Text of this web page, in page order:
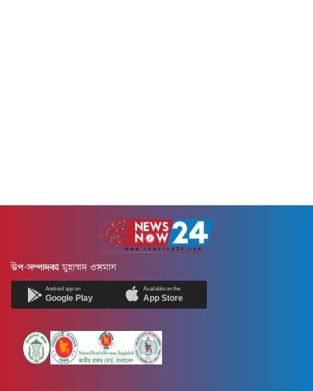
উপ-সম্পাদকঃ মুহাম্মদ ওসমান
Android app on
Google Play
Available on the
App Store